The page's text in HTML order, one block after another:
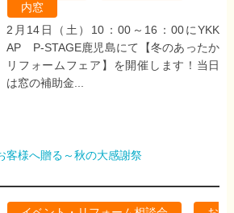
内窓
2月14日（土）10：00～16：00にYKK
AP P-STAGE鹿児島にて【冬のあったか
リフォームフェア】を開催します！当日
は窓の補助金...
客様へ贈る～秋の大感謝祭